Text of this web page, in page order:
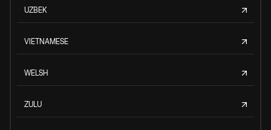
UZBEK
VIETNAMESE
WELSH
ZULU